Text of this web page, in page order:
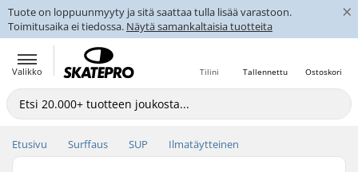
Tuote on loppuunmyyty ja sitä saattaa tulla lisää varastoon.
Toimitusaika ei tiedossa. Näytä samankaltaisia tuotteita
×
Valikko Ostoskori
Tallennettu
Tilini
Etusivu Surffaus SUP Ilmatäytteinen